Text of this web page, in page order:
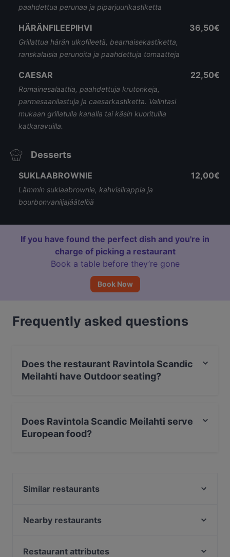
paahdettua perunaa ja piparjuurikastiketta
HÄRÄNFILEEPIHVI
Grillattua härän ulkofileetä, bearnaisekastiketta,
ranskalaisia perunoita ja paahdettuja tomaatteja
36,50€
CAESAR
Romainesalaattia, paahdettuja krutonkeja,
parmesaanilastuja ja caesarkastiketta. Valintasi
mukaan grillatulla kanalla tai käsin kuorituilla
katkaravuilla.
22,50€
Desserts
SUKLAABROWNIE
Lämmin suklaabrownie, kahvisiirappia ja
bourbonvaniljajäätelöä
12,00€
If you have found the perfect dish and you're in
charge of picking a restaurant
Book a table before they’re gone
Book Now
Frequently asked questions
Does the restaurant Ravintola Scandic
Meilahti have Outdoor seating?
Does Ravintola Scandic Meilahti serve
European food?
Similar restaurants
Panimoravintola Viisi Penniä
Nearby restaurants
Vietologie
Restaurant attributes